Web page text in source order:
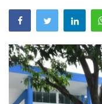
Notícias
Vídeos
Webmail